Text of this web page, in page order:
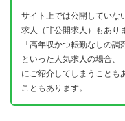
サイト上では公開していな
求人（非公開求人）もあり
「高年収かつ転勤なしの
といった人気求人の場合、
にご紹介してしまうことも
こともあります。